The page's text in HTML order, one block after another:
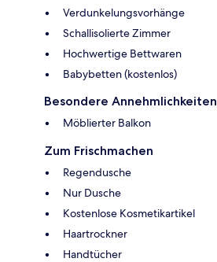
Verdunkelungsvorhänge
Schallisolierte Zimmer
Hochwertige Bettwaren
Babybetten (kostenlos)
Besondere Annehmlichkeiten
Möblierter Balkon
Zum Frischmachen
Regendusche
Nur Dusche
Kostenlose Kosmetikartikel
Haartrockner
Handtücher